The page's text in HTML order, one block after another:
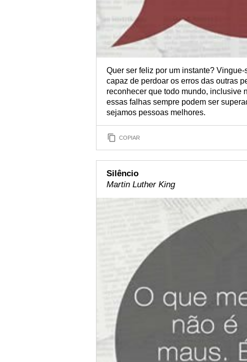
Quer ser feliz por um instante?
capaz de perdoar os erros das outras
reconhecer que todo mundo, inclusive
essas falhas sempre podem ser
sejamos pessoas melhores.
COPIAR
Silêncio
Martin Luther King